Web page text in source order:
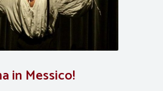
in Messico!